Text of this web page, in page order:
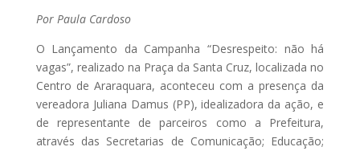
Por Paula Cardoso
O Lançamento da Campanha “Desrespeito: não há
vagas”, realizado na Praça da Santa Cruz, localizada no
Centro de Araraquara, aconteceu com a presença da
vereadora Juliana Damus (PP), idealizadora da ação, e
de representante de parceiros como a Prefeitura,
através das Secretarias de Comunicação; Educação;